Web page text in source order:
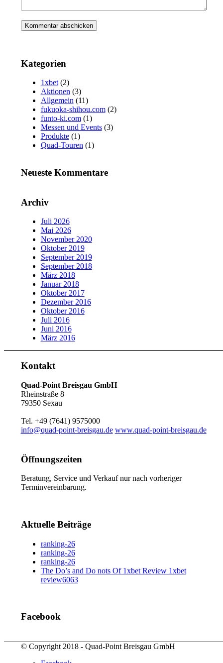
Kategorien
1xbet(2)
Aktionen(3)
Allgemein(11)
fukuoka-shihou.com(2)
funto-ki.com(1)
Messen und Events(3)
Produkte(1)
Quad-Touren(1)
Neueste Kommentare
Archiv
Juli 2026
Mai 2026
November 2020
Oktober 2019
September 2019
September 2018
März 2018
Januar 2018
Oktober 2017
Dezember 2016
Oktober 2016
Juli 2016
Juni 2016
März 2016
Kontakt
Quad-Point Breisgau GmbH
Rheinstraße 8
79350 Sexau
Tel. +49 (7641) 9575000
info@quad-point-breisgau.de www.quad-point-breisgau.de
Öffnungszeiten
Beratung, Service und Verkauf nur nach vorheriger
Terminvereinbarung.
Aktuelle Beiträge
ranking-26
ranking-26
ranking-26
The Do’s and Do nots Of 1xbet Review 1xbet
review6063
Facebook
© Copyright 2018 - Quad-Point Breisgau GmbH